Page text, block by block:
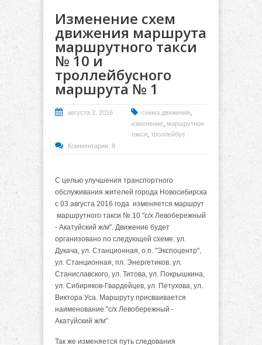
Изменение схем
движения маршрута
маршрутного такси
№ 10 и
троллейбусного
маршрута № 1
августа 2, 2016 схема движения,
изменение, маршрутное
такси, троллейбус
Комментарии: 8
С целью улучшения транспортного
обслуживания жителей города Новосибирска
с 03 августа 2016 года изменяется маршрут
маршрутного такси № 10 "с/х Левобережный
- Акатуйский ж/м". Движение будет
организовано по следующей схеме: ул.
Дукача, ул. Станционная, о.п. "Экспоцентр",
ул. Станционная, пл. Энергетиков. ул.
Станиславского, ул. Титова, ул. Покрышкина,
ул. Сибиряков-Гвардейцев, ул. Петухова, ул.
Виктора Уса. Маршруту присваивается
наименование "с/х Левобережный -
Акатуйский ж/м".
Так же изменяется путь следования